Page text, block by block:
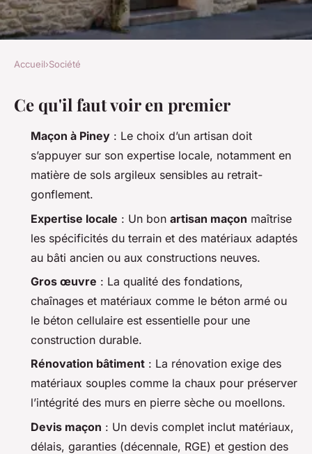
Top critères pour sélectionner
un maçon à Piney pour vos
projets
01/07/2026 13:49•
Accueil›Société
Ce qu'il faut voir en premier
Maçon à Piney : Le choix d’un artisan doit
s’appuyer sur son expertise locale, notamment en
matière de sols argileux sensibles au retrait-
gonflement.
Expertise locale : Un bon artisan maçon maîtrise
les spécificités du terrain et des matériaux adaptés
au bâti ancien ou aux constructions neuves.
Gros œuvre : La qualité des fondations,
chaînages et matériaux comme le béton armé ou
le béton cellulaire est essentielle pour une
construction durable.
Rénovation bâtiment : La rénovation exige des
matériaux souples comme la chaux pour préserver
l’intégrité des murs en pierre sèche ou moellons.
Devis maçon : Un devis complet inclut matériaux,
délais, garanties (décennale, RGE) et gestion des